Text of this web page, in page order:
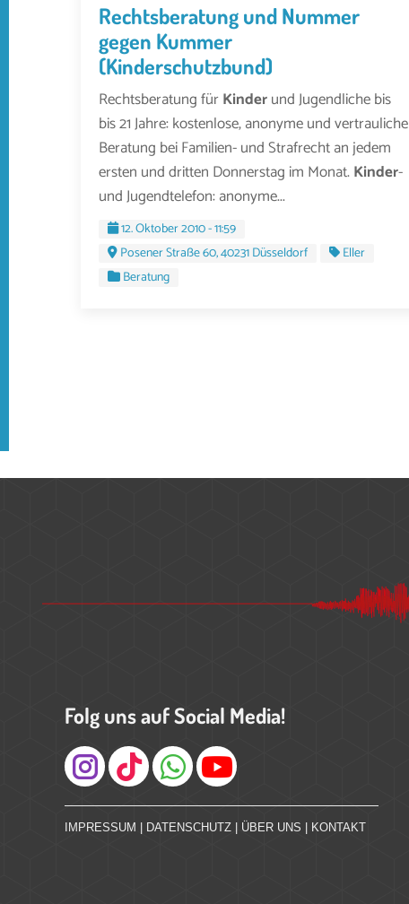
Rechtsberatung und Nummer
gegen Kummer
(Kinderschutzbund)
Rechtsberatung fürKinderund Jugendliche bis
bis 21 Jahre: kostenlose, anonyme und vertrauliche
Beratung bei Familien- und Strafrecht an jedem
ersten und dritten Donnerstag im Monat.Kinder-
und Jugendtelefon: anonyme...
12. Oktober 2010 - 11:59
Posener Straße 60, 40231 Düsseldorf
Eller
Beratung
Folg uns auf Social Media!
Instagram
IMPRESSUM DATENSCHUTZ ÜBER UNS KONTAKT